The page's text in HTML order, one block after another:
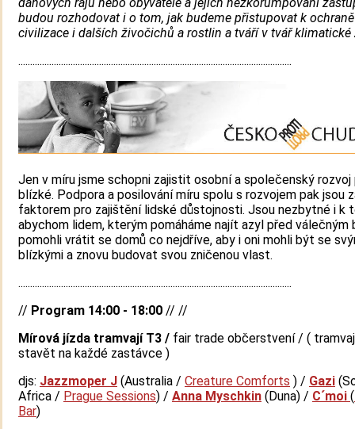
budou rozhodovat i o tom, jak budeme přistupovat k
civilizace i dalších živočichů a rostlin a tváří v tvář klimatické
...................................................................................................................
Jen v míru jsme schopni zajistit osobní a společenský rozvoj
blízké. Podpora a posilování míru spolu s rozvojem pak jsou
faktorem pro zajištění lidské důstojnosti. Jsou nezbytné i k
abychom lidem, kterým pomáháme najít azyl před válečným
pomohli vrátit se domů co nejdříve, aby i oni mohli být se
blízkými a znovu budovat svou zničenou vlast.
...................................................................................................................
// Program 14:00 - 18:00 // //
Mírová jízda tramvají T3 / fair trade občerstvení / (
stavět na každé zastávce )
djs: Jazzmoper J (Australia / Creature Comforts ) / Gazi
Africa / Prague Sessions) / Anna Myschkin (Duna) / C´moi (
Bar)